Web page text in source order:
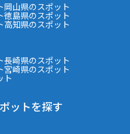
岡山県のスポット
徳島県のスポット
高知県のスポット
長崎県のスポット
宮崎県のスポット
ト
ットを探す